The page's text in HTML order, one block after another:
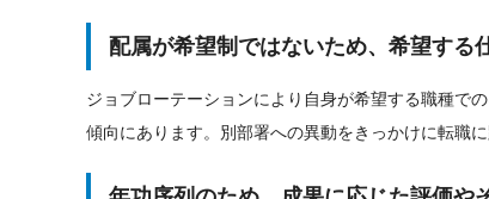
配属が希望制ではないため、希望する
ジョブローテーションにより自身が希望する職種で
傾向にあります。別部署への異動をきっかけに転職